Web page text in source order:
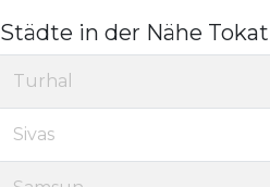
Städte in der Nähe Tokat
Turhal
Sivas